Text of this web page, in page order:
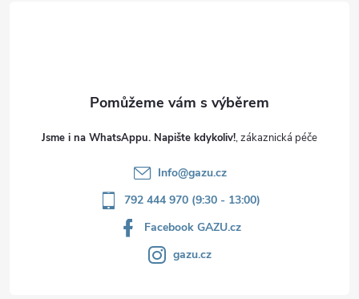
Jsme i na WhatsAppu. Napište kdykoliv!
Info@gazu.cz
792 444 970 (9:30 - 13:00)
Facebook GAZU.cz
gazu.cz